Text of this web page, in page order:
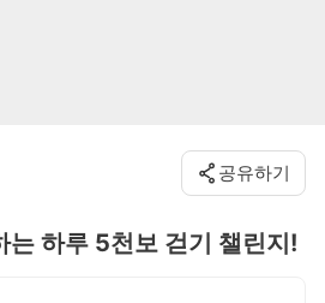
공유하기
는 하루 5천보 걷기 챌린지!